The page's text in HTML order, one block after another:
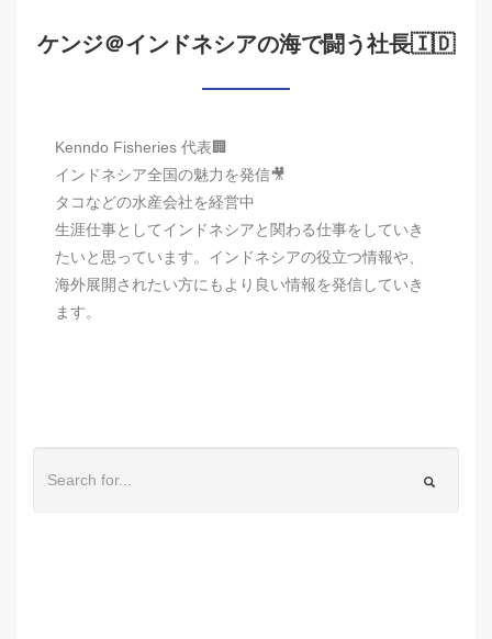
ケンジ＠インドネシアの海で闘う社長🇮🇩
Kenndo Fisheries 代表🏢
インドネシア全国の魅力を発信🎥
タコなどの水産会社を経営中
生涯仕事としてインドネシアと関わる仕事をしていき
たいと思っています。インドネシアの役立つ情報や、
海外展開されたい方にもより良い情報を発信していき
ます。